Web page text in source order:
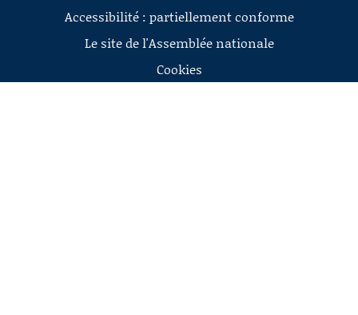
Accessibilité : partiellement conforme
Le site de l'Assemblée nationale
Cookies